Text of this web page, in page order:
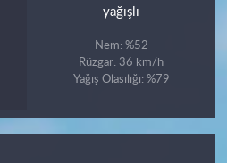
yağışlı
Nem: %52
Rüzgar: 36 km/h
Yağış Olasılığı: %79